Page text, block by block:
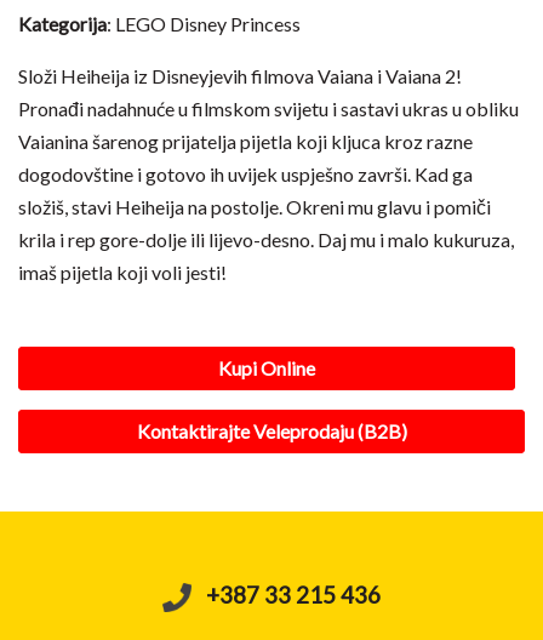
Kategorija: LEGO Disney Princess
Složi Heiheija iz Disneyjevih filmova Vaiana i Vaiana 2!
Pronađi nadahnuće u filmskom svijetu i sastavi ukras u obliku
Vaianina šarenog prijatelja pijetla koji kljuca kroz razne
dogodovštine i gotovo ih uvijek uspješno završi. Kad ga
složiš, stavi Heiheija na postolje. Okreni mu glavu i pomiči
krila i rep gore-dolje ili lijevo-desno. Daj mu i malo kukuruza,
imaš pijetla koji voli jesti!
Kupi Online
Kontaktirajte Veleprodaju (B2B)
+387 33 215 436